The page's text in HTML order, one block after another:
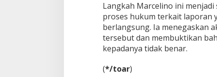
Langkah Marcelino ini
proses hukum terkait laporan
berlangsung. Ia menegaskan
tersebut dan membuktikan
kepadanya tidak benar.
‎(*/toar)